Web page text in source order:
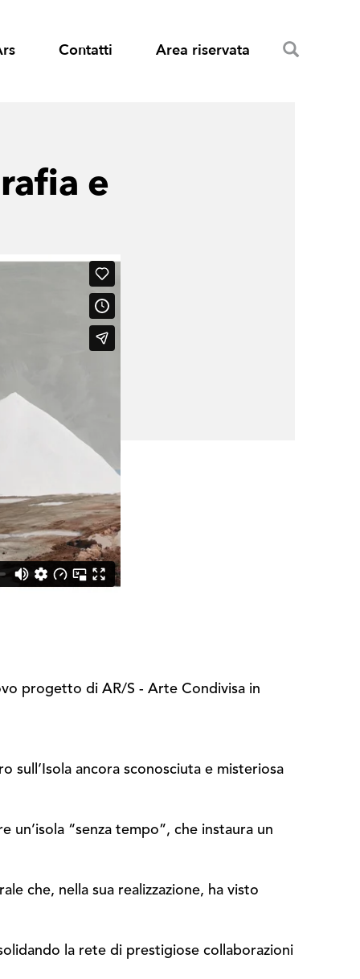
Contatti Area riservata
e
progetto di AR/S - Arte Condivisa in
ancora sconosciuta e misteriosa
“senza tempo”, che instaura un
che, nella sua realizzazione, ha visto
la rete di prestigiose collaborazioni